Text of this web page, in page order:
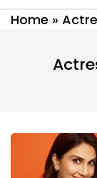
Home »